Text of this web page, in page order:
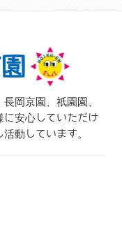
岡京園、祇園園、
に安心していただけ
動しています。